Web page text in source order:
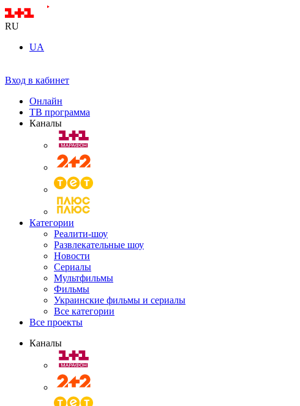
RU
UA
Вход в кабинет
Онлайн
ТВ программа
Каналы
Категории
Реалити-шоу
Развлекательные шоу
Новости
Сериалы
Мультфильмы
Фильмы
Украинские фильмы и сериалы
Все категории
Все проекты
Каналы